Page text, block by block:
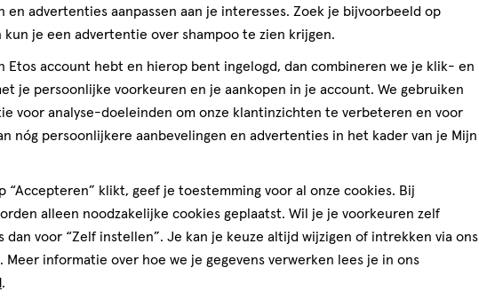
en advertenties aanpassen aan je interesses. Zoek je bijvoorbeeld op
kun je een advertentie over shampoo te zien krijgen.
Etos account hebt en hierop bent ingelogd, dan combineren we je klik- en
je persoonlijke voorkeuren en je aankopen in je account. We gebruiken
voor analyse-doeleinden om onze klantinzichten te verbeteren en voor
nóg persoonlijkere aanbevelingen en advertenties in het kader van je Mijn
“Accepteren” klikt, geef je toestemming voor al onze cookies. Bij
alleen noodzakelijke cookies geplaatst. Wil je je voorkeuren zelf
dan voor “Zelf instellen”. Je kan je keuze altijd wijzigen of intrekken via ons
. Meer informatie over hoe we je gegevens verwerken lees je in ons
.